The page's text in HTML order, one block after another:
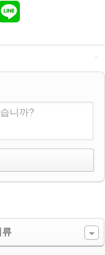
니까?
류